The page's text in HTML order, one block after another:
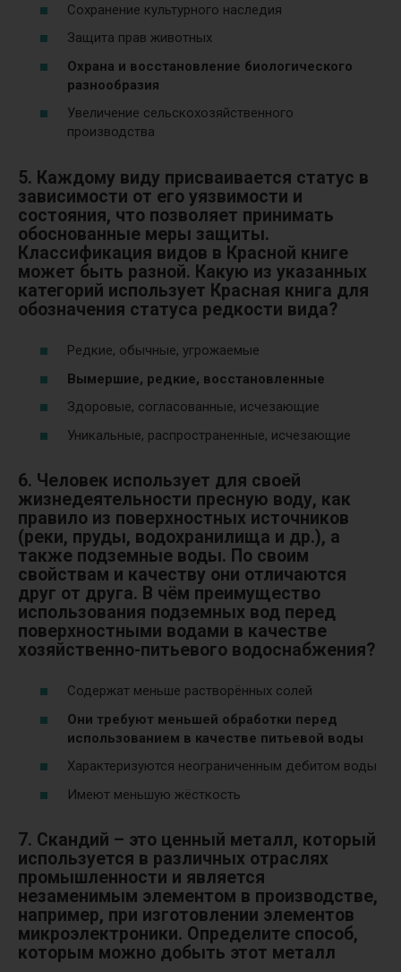
Сохранение культурного наследия
Защита прав животных
Охрана и восстановление биологического
разнообразия
Увеличение сельскохозяйственного
производства
5. Каждому виду присваивается статус в
зависимости от его уязвимости и
состояния, что позволяет принимать
обоснованные меры защиты.
Классификация видов в Красной книге
может быть разной. Какую из указанных
категорий использует Красная книга для
обозначения статуса редкости вида?
Редкие, обычные, угрожаемые
Вымершие, редкие, восстановленные
Здоровые, согласованные, исчезающие
Уникальные, распространенные, исчезающие
6. Человек использует для своей
жизнедеятельности пресную воду, как
правило из поверхностных источников
(реки, пруды, водохранилища и др.), а
также подземные воды. По своим
свойствам и качеству они отличаются
друг от друга. В чём преимущество
использования подземных вод перед
поверхностными водами в качестве
хозяйственно-питьевого водоснабжения?
Содержат меньше растворённых солей
Они требуют меньшей обработки перед
использованием в качестве питьевой воды
Характеризуются неограниченным дебитом воды
Имеют меньшую жёсткость
7. Скандий – это ценный металл, который
используется в различных отраслях
промышленности и является
незаменимым элементом в производстве,
например, при изготовлении элементов
микроэлектроники. Определите способ,
которым можно добыть этот металл